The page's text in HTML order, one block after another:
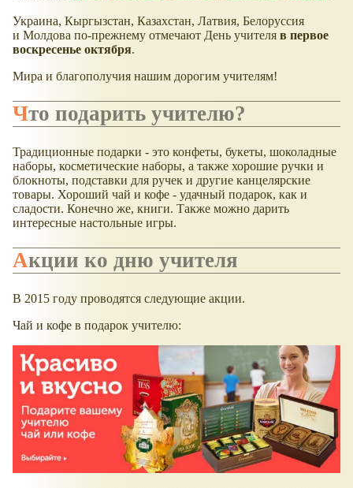
Украина, Кыргызстан, Казахстан, Латвия, Белоруссия
и Молдова по-прежнему отмечают День учителя в первое
воскресенье октября.
Мира и благополучия нашим дорогим учителям!
Что подарить учителю?
Традиционные подарки - это конфеты, букеты, шоколадные
наборы, косметические наборы, а также хорошие ручки и
блокноты, подставки для ручек и другие канцелярские
товары. Хороший чай и кофе - удачный подарок, как и
сладости. Конечно же, книги. Также можно дарить
интересные настольные игры.
Акции ко дню учителя
В 2015 году проводятся следующие акции.
Чай и кофе в подарок учителю: